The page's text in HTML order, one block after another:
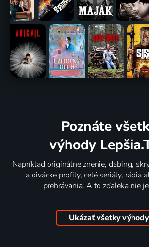
Poznáte
výhody
Napríklad originálne znenie, dabing,
a divácke profily, celé seriály, rádia
prehrávania. A to zďaleka nie
Ukázať všetky výhody